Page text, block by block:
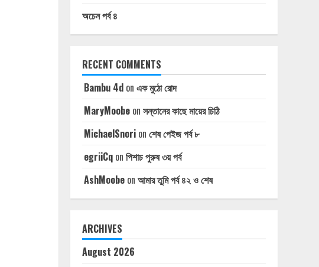
অচেন পর্ব ৪
RECENT COMMENTS
Bambu 4don এক মুঠো রোদ
MaryMoobeon সন্তানের কাছে মায়ের চিঠি
MichaelSnorion শেষ পেইজ পর্ব ৮
egriiCqon পিশাচ পুরুষ ৩য় পর্ব
AshMoobeon আমার তুমি পর্ব ৪২ ও শেষ
ARCHIVES
August 2026